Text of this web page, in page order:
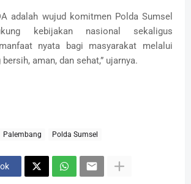
adalah wujud komitmen Polda Sumsel
kebijakan nasional sekaligus
nyata bagi masyarakat melalui
bersih, aman, dan sehat,” ujarnya.
Palembang Polda Sumsel